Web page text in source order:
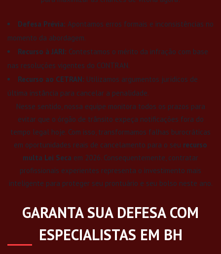
Defesa Prévia: Apontamos erros formais e inconsistências no
momento da abordagem.
Recurso à JARI: Contestamos o mérito da infração com base
nas resoluções vigentes do CONTRAN.
Recurso ao CETRAN: Utilizamos argumentos jurídicos de
última instância para cancelar a penalidade.
Nesse sentido, nossa equipe monitora todos os prazos para
evitar que o órgão de trânsito expeça notificações fora do
tempo legal hoje. Com isso, transformamos falhas burocráticas
em oportunidades reais de cancelamento para o seu recurso
multa Lei Seca em 2026. Consequentemente, contratar
profissionais experientes representa o investimento mais
inteligente para proteger seu prontuário e seu bolso neste ano.
GARANTA SUA DEFESA COM
ESPECIALISTAS EM BH